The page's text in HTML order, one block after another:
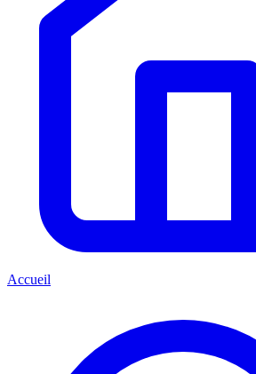
Accueil